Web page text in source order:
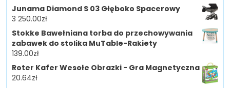
Junama Diamond S 03 Głęboko Spacerowy
3 250.00zł
Stokke Bawełniana torba do przechowywania
zabawek do stolika MuTable-Rakiety
139.00zł
Roter Kafer Wesołe Obrazki - Gra Magnetyczna
20.64zł